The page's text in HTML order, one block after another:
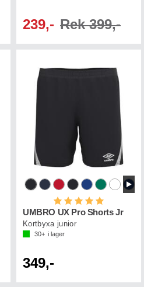
239,- Rek 399,-
Betyg:
UMBRO UX Pro Shorts Jr
Kortbyxa junior
30+ i lager
349,-